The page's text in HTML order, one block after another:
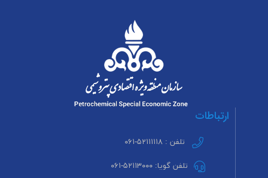
ارتباطات
تلفن : ۵۲۱۱۱۱۱۸-۰۶۱
تلفن گویا: ۵۲۱۱۳۰۰۰-۰۶۱